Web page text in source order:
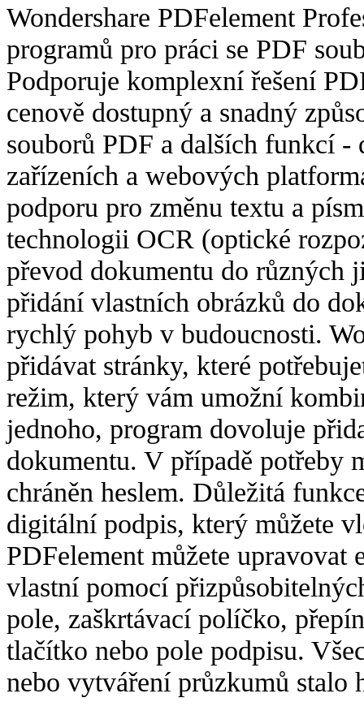
Wondershare PDFelement
programů pro práci se PDF
Podporuje komplexní řešení
cenově dostupný a snadný
souborů PDF a dalších funkcí
zařízeních a webových
podporu pro změnu textu a
technologii OCR (optické
převod dokumentu do různých
přidání vlastních obrázků do
rychlý pohyb v budoucnosti.
přidávat stránky, které
režim, který vám umožní
jednoho, program dovoluje
dokumentu. V případě potřeby
chráněn heslem. Důležitá
digitální podpis, který můžete
PDFelement můžete
vlastní pomocí
pole, zaškrtávací políčko,
tlačítko nebo pole podpisu.
nebo vytváření průzkumů stalo